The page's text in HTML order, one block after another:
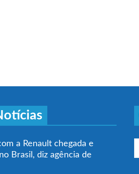
a Renault chegada e
Brasil, diz agência de